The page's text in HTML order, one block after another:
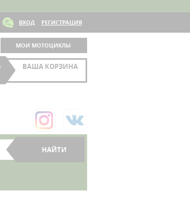
ВХОД РЕГИСТРАЦИЯ
МОИ МОТОЦИКЛЫ
ВАША КОРЗИНА